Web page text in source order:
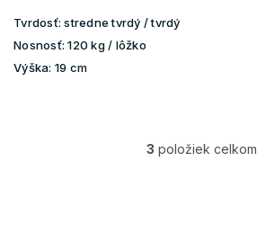
Tvrdosť: stredne tvrdý / tvrdý
Nosnosť: 120 kg / lôžko
Výška: 19 cm
O
3 položiek celkom